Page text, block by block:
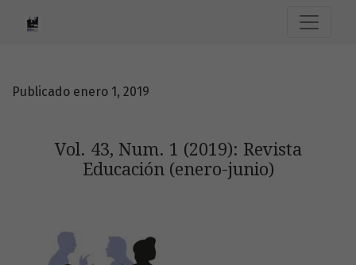
Publicado enero 1, 2019
Vol. 43, Num. 1 (2019): Revista
Educación (enero-junio)